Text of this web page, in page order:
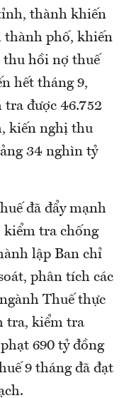
thành khiến
thành phố, khiến
thu hồi nợ thuế
hết tháng 9,
được 46.752
kiến nghị thu
34 nghìn tỷ
đã đẩy mạnh
kiểm tra chống
lập Ban chỉ
phân tích các
Thuế thực
tra, kiểm tra
690 tỷ đồng
9 tháng đã đạt